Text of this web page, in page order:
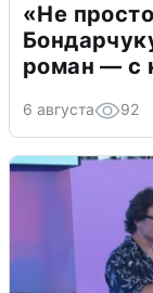
«Не
роман — с
6 августа 92